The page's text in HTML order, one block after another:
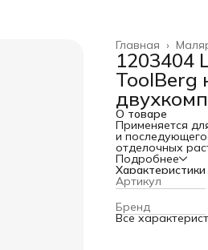
Главная ›
1203404
О товаре
Применяется
и
отделочных
нержавеющей
рукоятка
Подробнее
Характеристики
Артикул
Бренд
Все